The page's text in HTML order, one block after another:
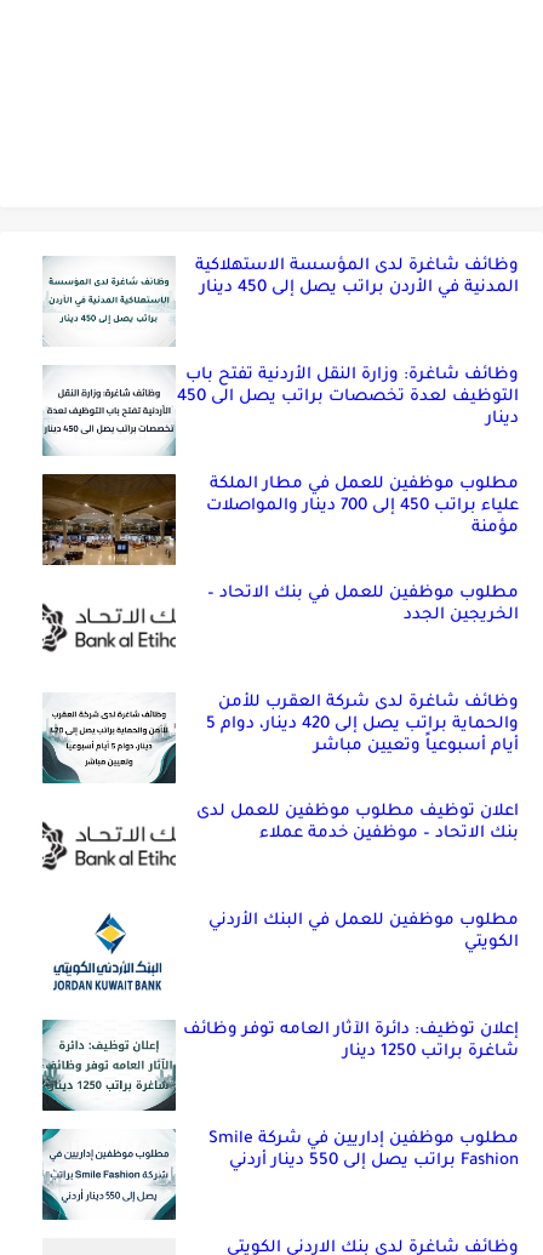
وظائف شاغرة لدى المؤسسة الاستهلاكية
المدنية في الأردن براتب يصل إلى 450 دينار
وظائف شاغرة: وزارة النقل الأردنية تفتح باب
التوظيف لعدة تخصصات براتب يصل الى 450
دينار
مطلوب موظفين للعمل في مطار الملكة
علياء براتب 450 إلى 700 دينار والمواصلات
مؤمنة
مطلوب موظفين للعمل في بنك الاتحاد –
الخريجين الجدد
وظائف شاغرة لدى شركة العقرب للأمن
والحماية براتب يصل إلى 420 دينار، دوام 5
أيام أسبوعياً وتعيين مباشر
اعلان توظيف مطلوب موظفين للعمل لدى
بنك الاتحاد – موظفين خدمة عملاء
مطلوب موظفين للعمل في البنك الأردني
الكويتي
إعلان توظيف: دائرة الآثار العامه توفر وظائف
شاغرة براتب 1250 دينار
مطلوب موظفين إداريين في شركة Smile
Fashion براتب يصل إلى 550 دينار أردني
وظائف شاغرة لدى بنك الاردني الكويتي